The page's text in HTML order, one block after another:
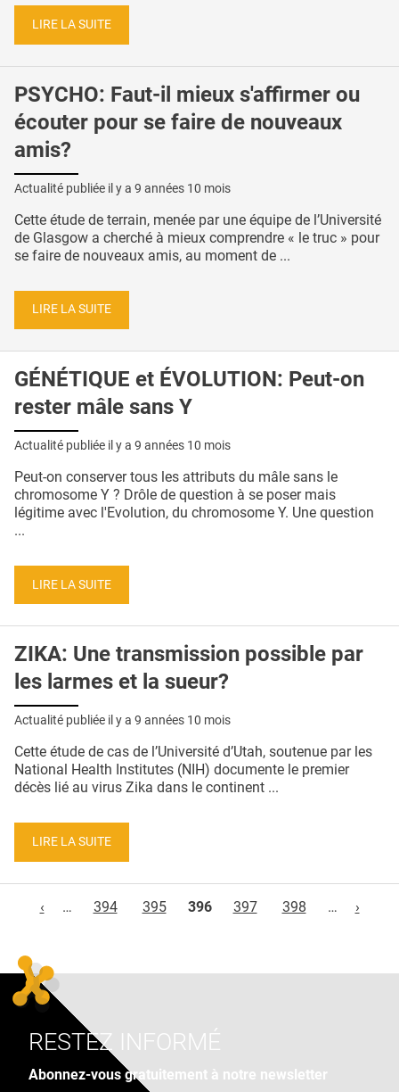
LIRE LA SUITE
PSYCHO: Faut-il mieux s'affirmer ou
écouter pour se faire de nouveaux
amis?
Actualité publiée il y a 9 années 10 mois
Cette étude de terrain, menée par une équipe de l’Université
de Glasgow a cherché à mieux comprendre « le truc » pour
se faire de nouveaux amis, au moment de ...
LIRE LA SUITE
GÉNÉTIQUE et ÉVOLUTION: Peut-on
rester mâle sans Y
Actualité publiée il y a 9 années 10 mois
Peut-on conserver tous les attributs du mâle sans le
chromosome Y ? Drôle de question à se poser mais
légitime avec l'Evolution, du chromosome Y. Une question
...
LIRE LA SUITE
ZIKA: Une transmission possible par
les larmes et la sueur?
Actualité publiée il y a 9 années 10 mois
Cette étude de cas de l’Université d’Utah, soutenue par les
National Health Institutes (NIH) documente le premier
décès lié au virus Zika dans le continent ...
LIRE LA SUITE
‹
… 394 395 396 397 398 … ›
RESTEZ INFORMÉ
Abonnez-vous gratuitement à notre newsletter